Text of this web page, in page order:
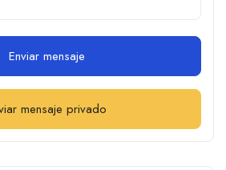
Enviar mensaje
mensaje privado